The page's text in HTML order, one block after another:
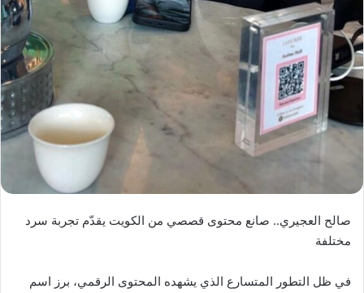
صالح العجيري.. صانع محتوى قصصي من الكويت يقدّم تجربة سرد
مختلفة
في ظل التطور المتسارع الذي يشهده المحتوى الرقمي، برز اسم